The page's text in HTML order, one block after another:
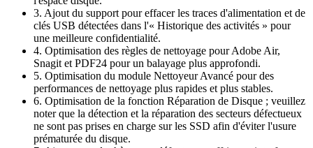
3. Ajout du support pour effacer les traces d'alimentation et de
clés USB détectées dans l'« Historique des activités » pour
une meilleure confidentialité.
4. Optimisation des règles de nettoyage pour Adobe Air,
Snagit et PDF24 pour un balayage plus approfondi.
5. Optimisation du module Nettoyeur Avancé pour des
performances de nettoyage plus rapides et plus stables.
6. Optimisation de la fonction Réparation de Disque ; veuillez
noter que la détection et la réparation des secteurs défectueux
ne sont pas prises en charge sur les SSD afin d'éviter l'usure
prématurée du disque.